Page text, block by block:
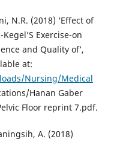
N.R. (2018) ‘Effect of
Exercise-on
and Quality of’,
at:
Nursing/Medical
Hanan Gaber
Floor reprint 7.pdf.
A. (2018)